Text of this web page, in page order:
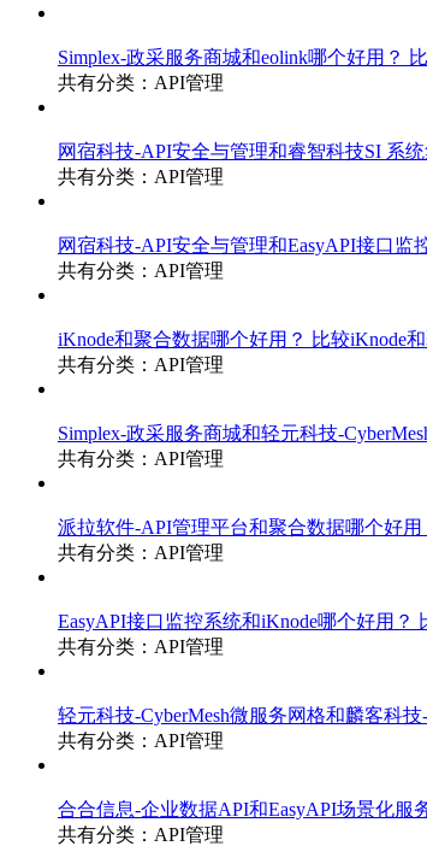
Simplex-政采服务商城和eolink哪个好用？
共有分类：API管理
网宿科技-API安全与管理和睿智科技SI 系
共有分类：API管理
网宿科技-API安全与管理和EasyAPI接口监
共有分类：API管理
iKnode和聚合数据哪个好用？ 比较iKnode
共有分类：API管理
Simplex-政采服务商城和轻元科技-
共有分类：API管理
派拉软件-API管理平台和聚合数据哪个好用
共有分类：API管理
EasyAPI接口监控系统和iKnode哪个好用？
共有分类：API管理
轻元科技-CyberMesh微服务网格和麟客科技
共有分类：API管理
合合信息-企业数据API和EasyAPI场景化服
共有分类：API管理